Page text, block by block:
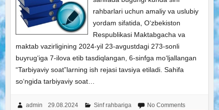
rahbarlari uchun amaliy va uslubiy
yordam sifatida, O‘zbekiston
Respublikasi Maktabgacha va
maktab vazirligining 2024-yil 23-avgustdagi 273-sonli
buyrug‘iga 7-ilova etib tasdiqlangan, 6-sinfga mo‘ljallangan
“Tarbiyaviy soat”larning ish rejasi tavsiya etiladi. Sahifa
so‘ngida tarbiyaviy soat…
admin 29.08.2024 Sinf rahbariga No Comments